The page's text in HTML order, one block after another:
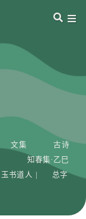
文集
古诗
知春集·乙巳
玉书道人
总字